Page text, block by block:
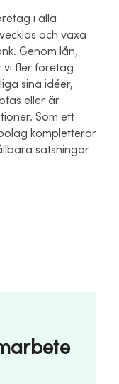
i alla
och växa
Genom lån,
vi fler företag
sina idéer,
eller är
Som ett
kompletterar
satsningar